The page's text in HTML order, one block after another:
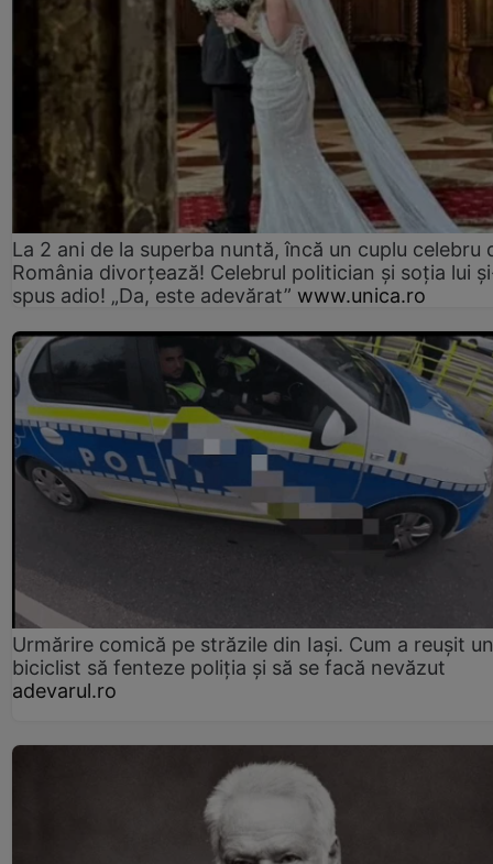
La 2 ani de la superba nuntă, încă un cuplu celebru
România divorțează! Celebrul politician și soția lui
spus adio! „Da, este adevărat” www.unica.ro
Urmărire comică pe străzile din Iași. Cum a reușit un
biciclist să fenteze poliția și să se facă nevăzut
adevarul.ro